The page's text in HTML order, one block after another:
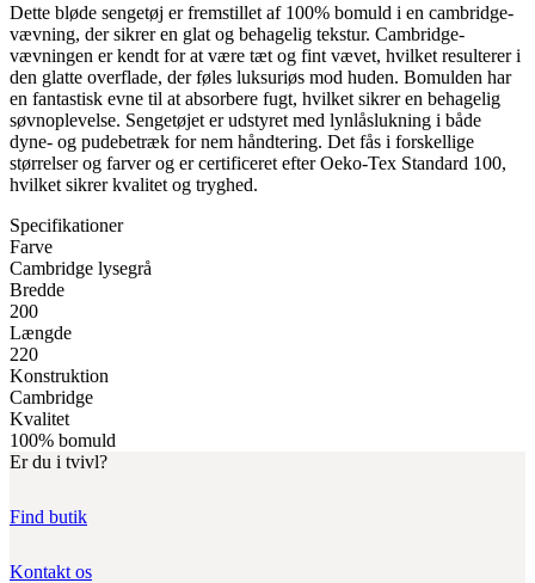
Dette bløde sengetøj er fremstillet af 100% bomuld i en cambridge-
vævning, der sikrer en glat og behagelig tekstur. Cambridge-
vævningen er kendt for at være tæt og fint vævet, hvilket resulterer i
den glatte overflade, der føles luksuriøs mod huden. Bomulden har
en fantastisk evne til at absorbere fugt, hvilket sikrer en behagelig
søvnoplevelse. Sengetøjet er udstyret med lynlåslukning i både
dyne- og pudebetræk for nem håndtering. Det fås i forskellige
størrelser og farver og er certificeret efter Oeko-Tex Standard 100,
hvilket sikrer kvalitet og tryghed.
Specifikationer
Farve
Cambridge lysegrå
Bredde
200
Længde
220
Konstruktion
Cambridge
Kvalitet
100% bomuld
Er du i tvivl?
Find butik
Kontakt os